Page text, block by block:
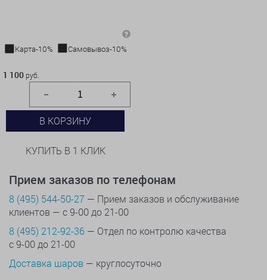
Карта-10%
Самовывоз-10%
1 100 руб.
В КОРЗИНУ
КУПИТЬ В 1 КЛИК
Прием заказов по телефонам
8 (495) 544-50-27 — Прием заказов и обслуживание
клиентов — с 9-00 до 21-00
8 (495) 212-92-36 — Отдел по контролю качества
с 9-00 до 21-00
Доставка шаров — круглосуточно